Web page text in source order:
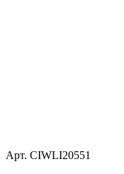
Арт. CIWLI20551